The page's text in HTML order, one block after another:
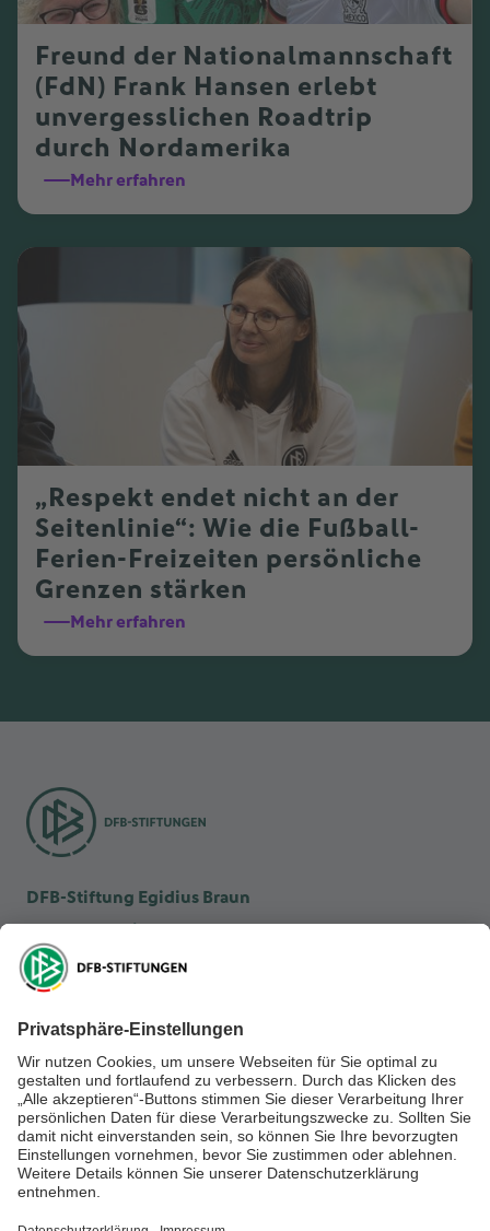
Freund der Nationalmannschaft
(FdN) Frank Hansen erlebt
unvergesslichen Roadtrip
durch Nordamerika
Mehr erfahren
„Respekt endet nicht an der
Seitenlinie“: Wie die Fußball-
Ferien-Freizeiten persönliche
Grenzen stärken
Mehr erfahren
DFB-Stiftung Egidius Braun
DFB-Stiftung Sepp Herberger
NEWSLETTER ABONNIEREN
Anmelden